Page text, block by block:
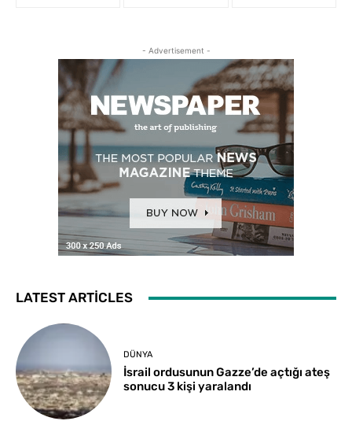
- Advertisement -
LATEST ARTICLES
DÜNYA
İsrail ordusunun Gazze’de açtığı ateş
sonucu 3 kişi yaralandı